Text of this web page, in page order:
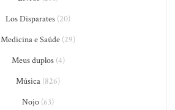
Los Disparates (20)
Medicina e Saúde (29)
Meus duplos(4)
Música (826)
Nojo (63)